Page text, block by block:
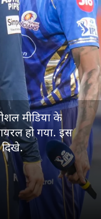
मीडिया के
हो गया. इस
दिखे.